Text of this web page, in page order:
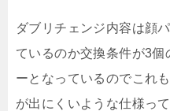
ダブリチェンジ内容は顔
ているのか交換条件が3個
ーとなっているのでこれ
が出にくいような仕様っ